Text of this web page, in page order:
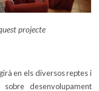
projecte
en els diversos reptes i
desenvolupament